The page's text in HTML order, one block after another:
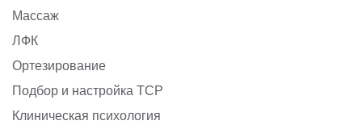
Массаж
ЛФК
Ортезирование
Подбор и настройка ТСР
Клиническая психология